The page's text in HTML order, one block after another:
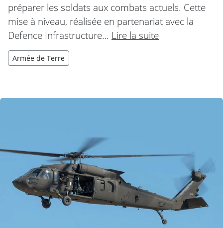
préparer les soldats aux combats actuels. Cette
mise à niveau, réalisée en partenariat avec la
Defence Infrastructure… Lire la suite
Armée de Terre